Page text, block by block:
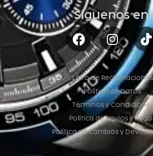
Síguenos en:
Libro de Reclamaciones
Política de Datos
Términos y Condiciones
Política de Envíos y
Política de Cambios y